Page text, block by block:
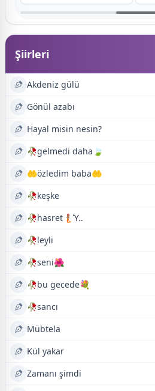
Şiirleri
Akdeniz gülü
Gönül azabı
Hayal misin nesin?
🥀gelmedi daha🍃
🤲özledim baba🤲
🥀keşke
🥀hasret🧜🏽ϓ..
🥀leyli
🥀seni🌺
🥀bu gecede💐
🥀sancı
Mübtela
Kül yakar
Zamanı şimdi